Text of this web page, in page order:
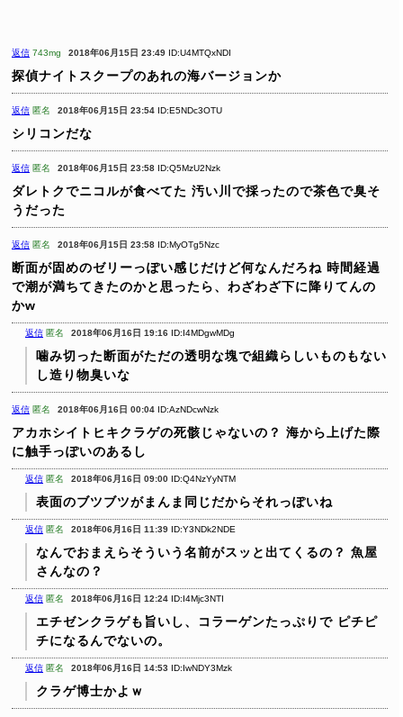
返信 743mg 2018年06月15日 23:49 ID:U4MTQxNDI
探偵ナイトスクープのあれの海バージョンか
返信 匿名 2018年06月15日 23:54 ID:E5NDc3OTU
シリコンだな
返信 匿名 2018年06月15日 23:58 ID:Q5MzU2Nzk
ダレトクでニコルが食べてた 汚い川で採ったので茶色で臭そ
うだった
返信 匿名 2018年06月15日 23:58 ID:MyOTg5Nzc
断面が固めのゼリーっぽい感じだけど何なんだろね 時間経過
で潮が満ちてきたのかと思ったら、わざわざ下に降りてんの
かw
返信 匿名 2018年06月16日 19:16 ID:I4MDgwMDg
噛み切った断面がただの透明な塊で組織らしいものもない
し造り物臭いな
返信 匿名 2018年06月16日 00:04 ID:AzNDcwNzk
アカホシイトヒキクラゲの死骸じゃないの？ 海から上げた際
に触手っぽいのあるし
返信 匿名 2018年06月16日 09:00 ID:Q4NzYyNTM
表面のブツブツがまんま同じだからそれっぽいね
返信 匿名 2018年06月16日 11:39 ID:Y3NDk2NDE
なんでおまえらそういう名前がスッと出てくるの？ 魚屋
さんなの？
返信 匿名 2018年06月16日 12:24 ID:I4Mjc3NTI
エチゼンクラゲも旨いし、コラーゲンたっぷりで ピチピ
チになるんでないの。
返信 匿名 2018年06月16日 14:53 ID:IwNDY3Mzk
クラゲ博士かよｗ